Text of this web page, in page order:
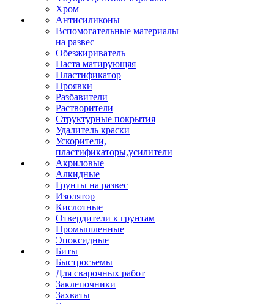
Хром
Антисиликоны
Вспомогательные материалы
на развес
Обезжириватель
Паста матирующяя
Пластификатор
Проявки
Разбавители
Растворители
Структурные покрытия
Удалитель краски
Ускорители,
пластификаторы,усилители
Акриловые
Алкидные
Грунты на развес
Изолятор
Кислотные
Отвердители к грунтам
Промышленные
Эпоксидные
Биты
Быстросъемы
Для сварочных работ
Заклепочники
Захваты